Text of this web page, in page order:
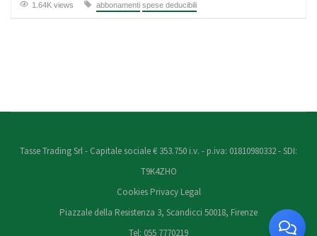
1.64K views abbonamenti spese deducibili
Tasse Trading Srl - Capitale sociale € 353.750 i.v. - p.iva: 01810980332 - SDI:
T9K4ZHO
Cookies Privacy Legal
Piazzale della Resistenza 3, Scandicci 50018, Firenze
Tel: 055 7770219